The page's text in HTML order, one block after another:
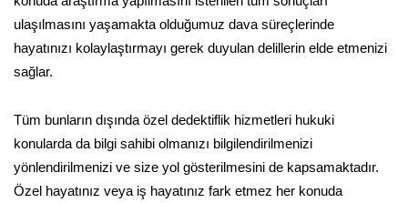
ulaşılmasını yaşamakta olduğumuz dava süreçlerinde
hayatınızı kolaylaştırmayı gerek duyulan delillerin elde etmenizi
sağlar.
Tüm bunların dışında özel dedektiflik hizmetleri hukuki
konularda da bilgi sahibi olmanızı bilgilendirilmenizi
yönlendirilmenizi ve size yol gösterilmesini de kapsamaktadır.
Özel hayatınız veya iş hayatınız fark etmez her konuda